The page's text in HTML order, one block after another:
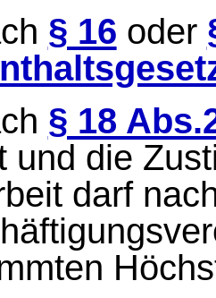
§ 16 oder
§ 18
und die
darf